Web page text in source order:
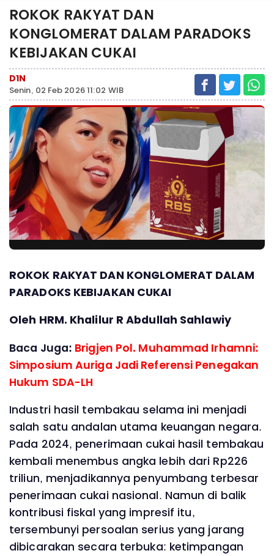
ROKOK RAKYAT DAN
KONGLOMERAT DALAM PARADOKS
KEBIJAKAN CUKAI
D1N
Senin, 02 Feb 2026 11:02 WIB
ROKOK RAKYAT DAN KONGLOMERAT DALAM
PARADOKS KEBIJAKAN CUKAI
Oleh HRM. Khalilur R Abdullah Sahlawiy
Baca Juga: Brigjen Pol. Muhammad Irhamni:
Simposium Auriga Jadi Referensi Penegakan
Hukum SDA-LH
Industri hasil tembakau selama ini menjadi
salah satu andalan utama keuangan negara.
Pada 2024, penerimaan cukai hasil tembakau
kembali menembus angka lebih dari Rp226
triliun, menjadikannya penyumbang terbesar
penerimaan cukai nasional. Namun di balik
kontribusi fiskal yang impresif itu,
tersembunyi persoalan serius yang jarang
dibicarakan secara terbuka: ketimpangan